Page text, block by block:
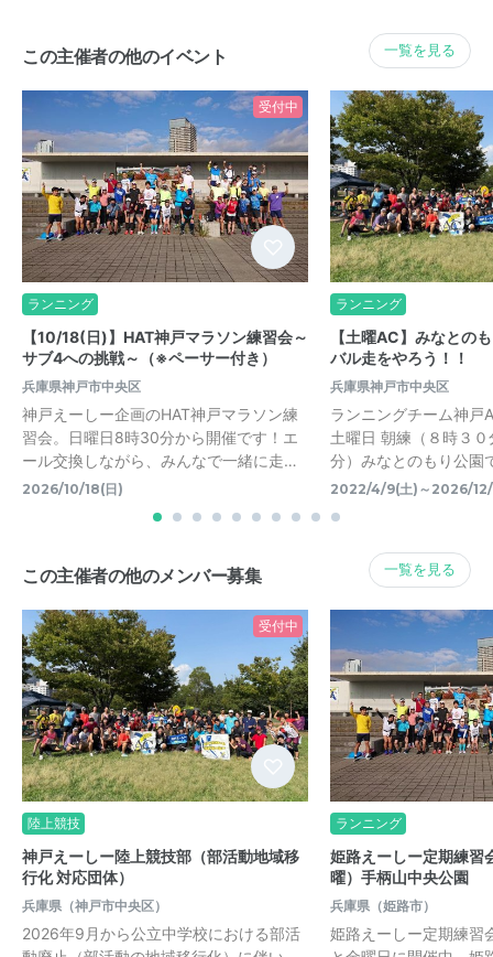
この主催者の他のイベント 一覧を見る
受付中
ランニング
【10/18(日)】HAT神戸マラソン練習会～
サブ4への挑戦～（※ペーサー付き）
兵庫県神戸市中央区
神戸えーしー企画のHAT神戸マラソン練
習会。日曜日8時30分から開催です！エ
ール交換しながら、みんなで一緒に走…
2026/10/18(日)
ランニング
【土曜AC】みなとの
バル走をやろう！！
兵庫県神戸市中央区
ランニングチーム神戸
土曜日 朝練（８時３
分）みなとのもり公園
2022/4/9(土)～2026/
この主催者の他のメンバー募集 一覧を見る
受付中
陸上競技
神戸えーしー陸上競技部（部活動地域移
行化 対応団体）
兵庫県（神戸市中央区）
2026年9月から公立中学校における部活
ランニング
姫路えーしー定期練習
曜）手柄山中央公園
兵庫県（姫路市）
姫路えーしー定期練習